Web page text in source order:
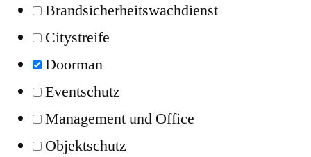
Brandsicherheitswachdienst
Citystreife
Doorman
Eventschutz
Management und Office
Objektschutz